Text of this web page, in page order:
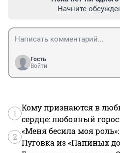
Начните
Гость
Войти
1
Кому признаются в
сердце: любовный
2
«Меня бесила моя
Пуговка из «Папиных